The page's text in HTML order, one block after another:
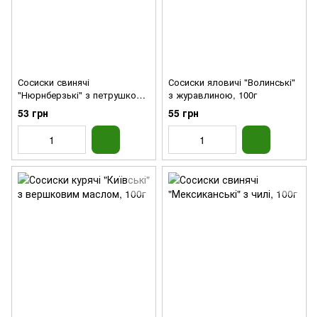
Сосиски свинячі
"Нюрнберзькі" з петрушкою,
100г
53 грн
Сосиски яловичі "Волинські"
з журавлиною, 100г
55 грн